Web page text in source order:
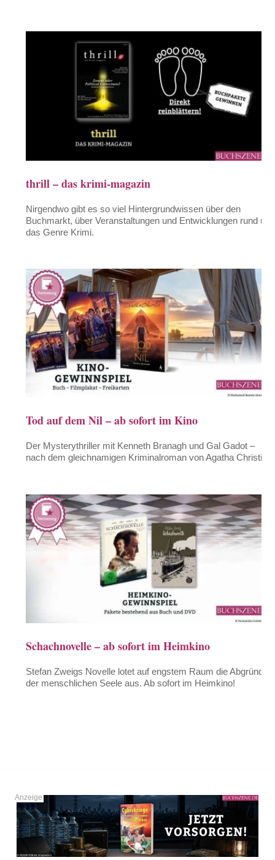
thrill – das krimi-magazin
Nirgendwo gibt es so viel Hintergrundwissen über den
Buchmarkt, über Veranstaltungen und Entwicklungen rund um
das Genre Krimi.
Tod auf dem Nil – ab sofort im Kino
Der Mysterythriller mit Kenneth Branagh und Gal Gadot –
nach dem gleichnamigen Kriminalroman von Agatha Christie.
Schachnovelle – ab sofort im Heimkino
Stefan Zweigs Novelle lotet auf engstem Raum die Abgründe
der menschlichen Seele aus. Ab sofort im Heimkino!